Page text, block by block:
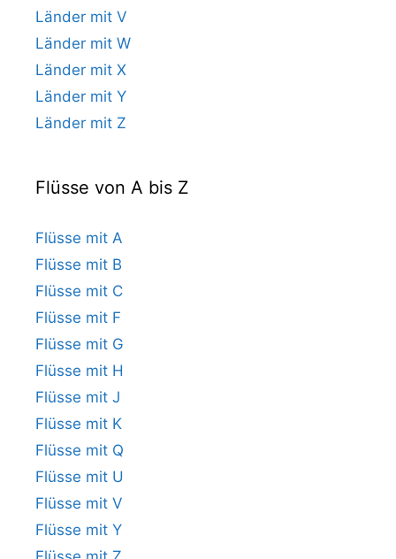
Länder mit V
Länder mit W
Länder mit X
Länder mit Y
Länder mit Z
Flüsse von A bis Z
Flüsse mit A
Flüsse mit B
Flüsse mit C
Flüsse mit F
Flüsse mit G
Flüsse mit H
Flüsse mit J
Flüsse mit K
Flüsse mit Q
Flüsse mit U
Flüsse mit V
Flüsse mit Y